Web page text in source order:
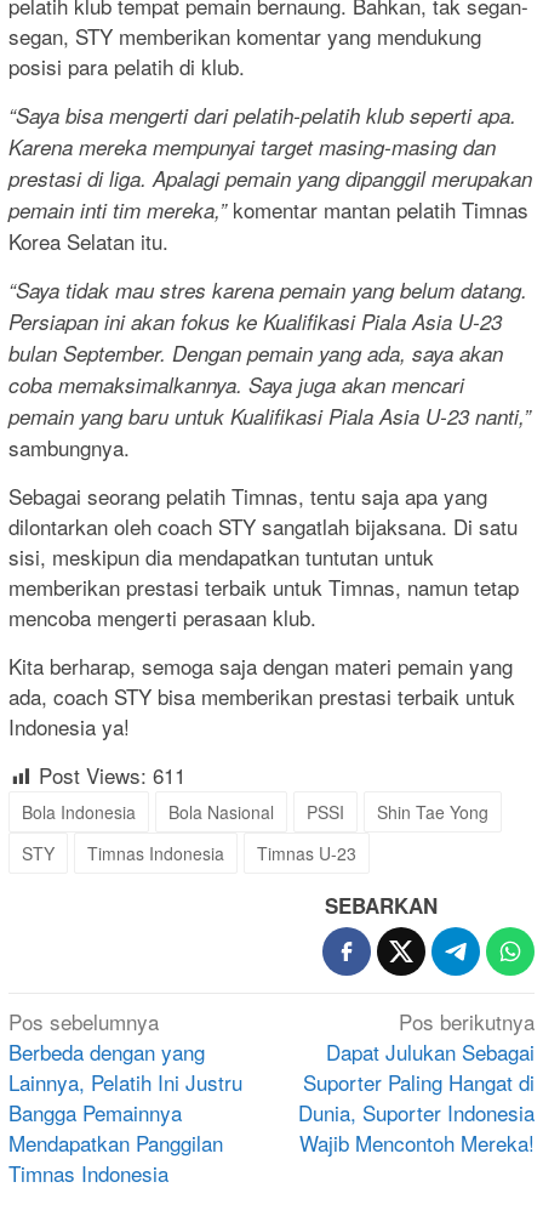
segan, STY memberikan komentar yang mendukung
posisi para pelatih di klub.
“Saya bisa mengerti dari pelatih-pelatih klub seperti apa.
Karena mereka mempunyai target masing-masing dan
prestasi di liga. Apalagi pemain yang dipanggil merupakan
pemain inti tim mereka,”komentar mantan pelatih Timnas
Korea Selatan itu.
“Saya tidak mau stres karena pemain yang belum datang.
Persiapan ini akan fokus ke Kualifikasi Piala Asia U-23
bulan September. Dengan pemain yang ada, saya akan
coba memaksimalkannya. Saya juga akan mencari
pemain yang baru untuk Kualifikasi Piala Asia U-23 nanti,”
sambungnya.
Sebagai seorang pelatih Timnas, tentu saja apa yang
dilontarkan oleh coach STY sangatlah bijaksana. Di satu
sisi, meskipun dia mendapatkan tuntutan untuk
memberikan prestasi terbaik untuk Timnas, namun tetap
mencoba mengerti perasaan klub.
Kita berharap, semoga saja dengan materi pemain yang
ada, coach STY bisa memberikan prestasi terbaik untuk
Indonesia ya!
Post Views: 611
Bola Indonesia Bola Nasional PSSI
Shin Tae Yong
STY
Timnas Indonesia Timnas U-23
SEBARKAN
Navigasi
pos
Pos sebelumnya
Berbeda dengan yang
Lainnya, Pelatih Ini Justru
Bangga Pemainnya
Mendapatkan Panggilan
Timnas Indonesia
Pos berikutnya
Dapat Julukan Sebagai
Suporter Paling Hangat di
Dunia, Suporter Indonesia
Wajib Mencontoh Mereka!